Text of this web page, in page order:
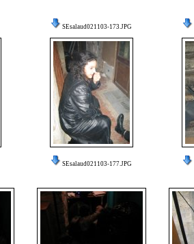
SEsalaud021103-173.JPG
SEsalaud021103-177.JPG